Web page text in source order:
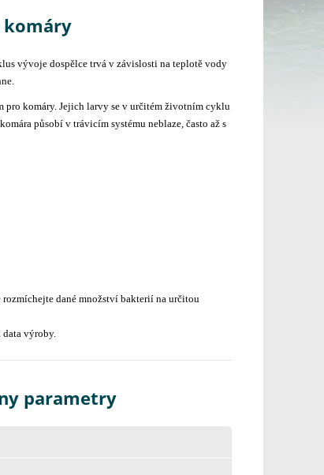
komáry
vývoje dospělce trvá v závislosti na teplotě vody
pro komáry. Jejich larvy se v určitém životním cyklu
působí v trávicím systému neblaze, často až s
dané množství bakterií na určitou
data výroby.
parametry